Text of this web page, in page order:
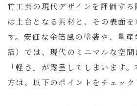
竹工芸の現代デザインを評価する
は土台となる素材と、その表面
す。安価な金箔風の塗装や、量
箔）では、現代のミニマルな空
「軽さ」が露呈してしまいます
方は、以下のポイントをチェック